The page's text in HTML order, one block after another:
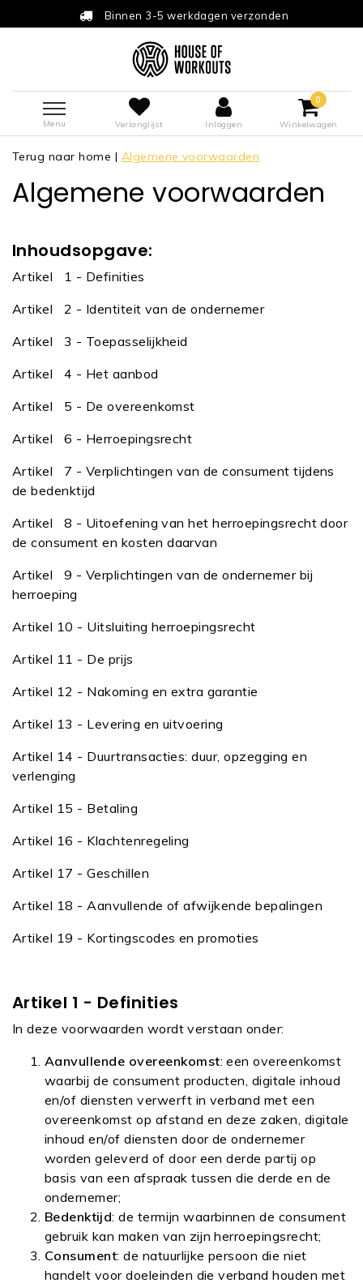
Binnen 3-5 werkdagen verzonden
Menu Verlanglijst Inloggen
0
Winkelwagen
Terug naar home | Algemene voorwaarden
Algemene voorwaarden
Inhoudsopgave:
Artikel
1 - Definities
Artikel
2 - Identiteit van de ondernemer
Artikel
3 - Toepasselijkheid
Artikel
4 - Het aanbod
Artikel
5 - De overeenkomst
Artikel
6 - Herroepingsrecht
Artikel
7 - Verplichtingen van de consument tijdens
de bedenktijd
Artikel
8 - Uitoefening van het herroepingsrecht door
de consument en kosten daarvan
Artikel
9 - Verplichtingen van de ondernemer bij
herroeping
Artikel 10 - Uitsluiting herroepingsrecht
Artikel 11 - De prijs
Artikel 12 - Nakoming en extra garantie
Artikel 13 - Levering en uitvoering
Artikel 14 - Duurtransacties: duur, opzegging en
verlenging
Artikel 15 - Betaling
Artikel 16 - Klachtenregeling
Artikel 17 - Geschillen
Artikel 18 - Aanvullende of afwijkende bepalingen
Artikel 19 - Kortingscodes en promoties
Artikel 1 - Definities
In deze voorwaarden wordt verstaan onder:
Aanvullende overeenkomst: een overeenkomst
waarbij de consument producten, digitale inhoud
en/of diensten verwerft in verband met een
overeenkomst op afstand en deze zaken, digitale
inhoud en/of diensten door de ondernemer
worden geleverd of door een derde partij op
basis van een afspraak tussen die derde en de
ondernemer;
Bedenktijd: de termijn waarbinnen de consument
gebruik kan maken van zijn herroepingsrecht;
Consument: de natuurlijke persoon die niet
handelt voor doeleinden die verband houden met